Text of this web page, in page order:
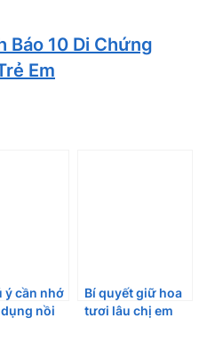
Báo 10 Di Chứng
Em
ý cần nhớ
nồi
Bí quyết giữ hoa
tươi lâu chị em